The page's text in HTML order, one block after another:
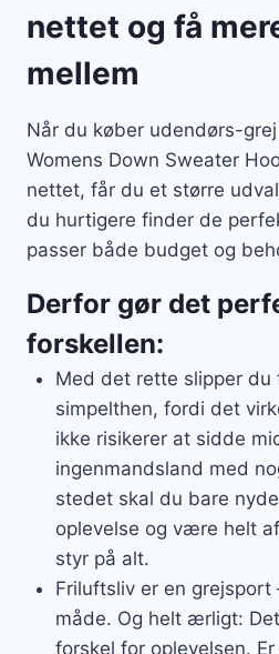
nettet og få
mellem
Når du køber udendørs-
Womens Down Sweater
nettet, får du et større
du hurtigere finder de
passer både budget og
Derfor gør det
forskellen:
Med det rette slipper du
simpelthen, fordi det
ikke risikerer at sidde
ingenmandsland med
stedet skal du bare
oplevelse og være helt
styr på alt.
Friluftsliv er en grejsport
måde. Og helt ærligt:
forskel for oplevelsen.